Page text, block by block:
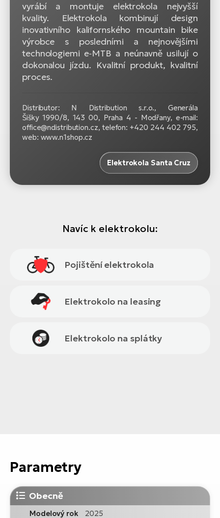
vyrábí a montuje elektrokola nejvyšší
kvality. Elektrokola kombinují design
inovativního kalifornského mountain bike
výrobce s posledními a nejnovějšími
technologiemi e‑MTB a neúnavně usilují o
dokonalou jízdu. Kvalitní produkt, kvalitní
proces.
Distributor: N Distribution s.r.o., Generála
Šišky 1990/8, 143 00, Praha 4 - Modřany, e-mail:
office@ndistribution.cz, telefon: +420 244 402 795,
web: www.n1shop.cz
Elektrokola Santa Cruz
Navíc k elektrokolu:
Pojištění elektrokola
Elektrokolo na leasing
Elektrokolo na splátky
Parametry
Obecně
Modelový rok
2025